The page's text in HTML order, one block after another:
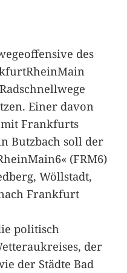
des
Einer davon
Frankfurts
Butzbach soll der
(FRM6)
Wöllstadt,
Frankfurt
politisch
der
der Städte Bad